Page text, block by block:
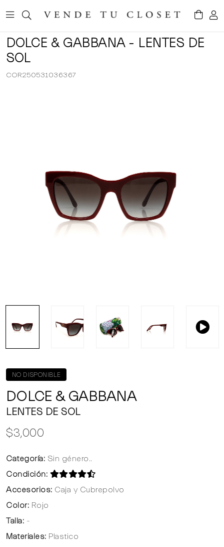
DOLCE & GABBANA - LENTES DE
SOL
COR250531036367
NO DISPONIBLE
DOLCE & GABBANA
LENTES DE SOL
$3,000
Categoría: Sin género..
Condición:
Accesorios: Caja y Cubrepolvo
Color: Rojo
Talla: -
Materiales: Plastico